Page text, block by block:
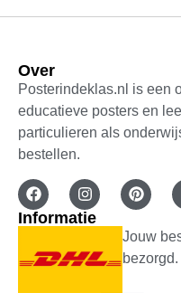
Over
Posterindeklas.nl is een
educatieve posters en
particulieren als
bestellen.
Informatie
Jouw
bezorgd.